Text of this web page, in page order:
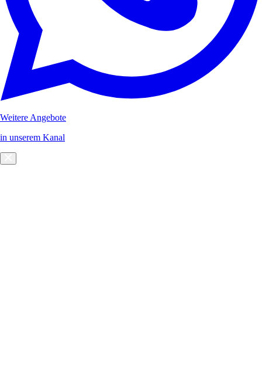
Weitere Angebote
in unserem Kanal